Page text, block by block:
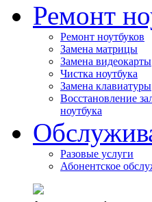
Ремонт
Ремонт ноутбуков
Замена матрицы
Замена видеокарты
Чистка ноутбука
Замена клавиатуры
Восстановление
ноутбука
Разовые услуги
Абонентское